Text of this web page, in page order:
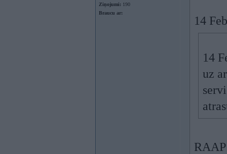
Ziņojumi: 190
Braucu ar:
14
14
uz
RAAP